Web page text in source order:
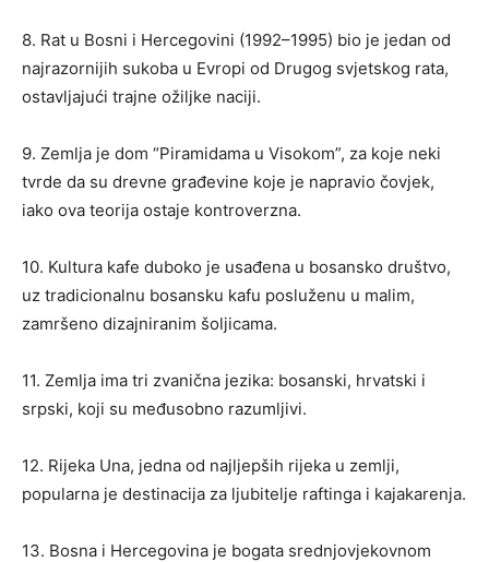
8. Rat u Bosni i Hercegovini (1992–1995) bio je jedan od
najrazornijih sukoba u Evropi od Drugog svjetskog rata,
ostavljajući trajne ožiljke naciji.
9. Zemlja je dom “Piramidama u Visokom”, za koje neki
tvrde da su drevne građevine koje je napravio čovjek,
iako ova teorija ostaje kontroverzna.
10. Kultura kafe duboko je usađena u bosansko društvo,
uz tradicionalnu bosansku kafu posluženu u malim,
zamršeno dizajniranim šoljicama.
11. Zemlja ima tri zvanična jezika: bosanski, hrvatski i
srpski, koji su međusobno razumljivi.
12. Rijeka Una, jedna od najljepših rijeka u zemlji,
popularna je destinacija za ljubitelje raftinga i kajakarenja.
13. Bosna i Hercegovina je bogata srednjovjekovnom